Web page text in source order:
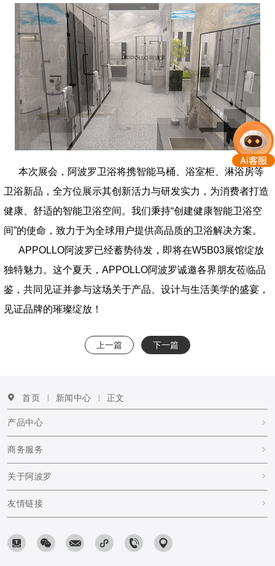
本次展会，阿波罗卫浴将携智能马桶、浴室柜、淋浴房等
卫浴新品，全方位展示其创新活力与研发实力，为消费者打造
健康、舒适的智能卫浴空间。我们秉持“创建健康智能卫浴空
间”的使命，致力于为全球用户提供高品质的卫浴解决方案。
APPOLLO阿波罗已经蓄势待发，即将在W5B03展馆绽放
独特魅力。这个夏天，APPOLLO阿波罗诚邀各界朋友莅临品
鉴，共同见证并参与这场关于产品、设计与生活美学的盛宴，
见证品牌的璀璨绽放！
上一篇 下一篇
首页 新闻中心 正文
产品中心
商务服务
关于阿波罗
友情链接